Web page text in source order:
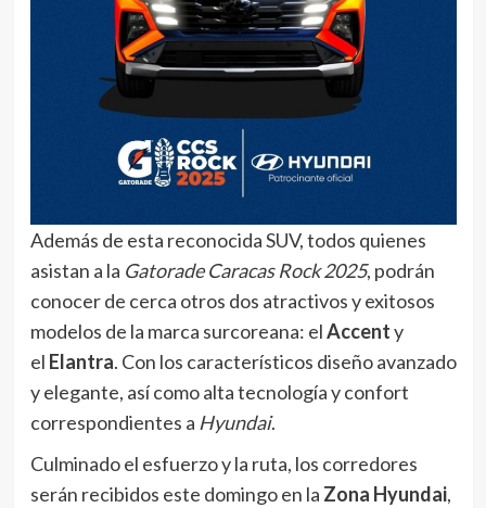
Además de esta reconocida SUV, todos quienes
asistan a la Gatorade Caracas Rock 2025, podrán
conocer de cerca otros dos atractivos y exitosos
modelos de la marca surcoreana: elAccenty
el Elantra. Con los característicos diseño avanzado
y elegante, así como alta tecnología y confort
correspondientes a Hyundai.
Culminado el esfuerzo y la ruta, los corredores
serán recibidos este domingo en la Zona Hyundai,